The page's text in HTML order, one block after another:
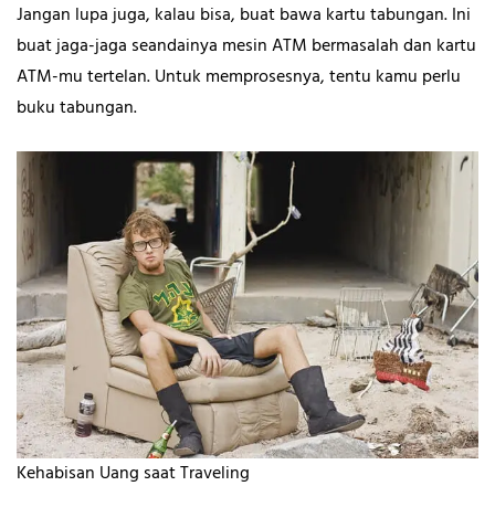
Jangan lupa juga, kalau bisa, buat bawa kartu tabungan. Ini
buat jaga-jaga seandainya mesin ATM bermasalah dan kartu
ATM-mu tertelan. Untuk memprosesnya, tentu kamu perlu
buku tabungan.
Kehabisan Uang saat Traveling